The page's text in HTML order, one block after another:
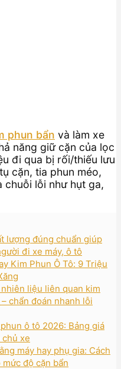
phun bẩn và làm xe
năng giữ cặn của lọc
đi qua bị rối/thiếu lưu
cặn, tia phun méo,
chuỗi lỗi như hụt ga,
lượng đúng chuẩn giúp
đi xe máy, ô tô
Kim Phun Ô Tô: 9 Triệu
liệu liên quan kim
chẩn đoán nhanh lỗi
ô tô 2026: Bảng giá
xe
máy hay phụ gia: Cách
độ cặn bẩn